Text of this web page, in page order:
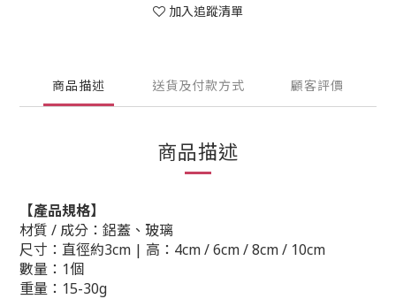
加入追蹤清單
商品描述 送貨及付款方式 顧客評價
商品描述
【產品規格】
材質 / 成分：鋁蓋、 玻璃
尺寸： 直徑約3cm | 高：4cm / 6cm / 8cm / 10cm
數量：1個
重量：15-30g